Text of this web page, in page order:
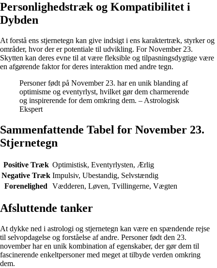
Personlighedstræk og Kompatibilitet i
Dybden
At forstå ens stjernetegn kan give indsigt i ens karaktertræk, styrker og
områder, hvor der er potentiale til udvikling. For November 23.
Skytten kan deres evne til at være fleksible og tilpasningsdygtige være
en afgørende faktor for deres interaktion med andre tegn.
Personer født på November 23. har en unik blanding af
optimisme og eventyrlyst, hvilket gør dem charmerende
og inspirerende for dem omkring dem. – Astrologisk
Ekspert
Sammenfattende Tabel for November 23.
Stjernetegn
Positive Træk Optimistisk, Eventyrlysten, Ærlig
Negative Træk Impulsiv, Ubestandig, Selvstændig
Forenelighed
Vædderen, Løven, Tvillingerne, Vægten
Afsluttende tanker
At dykke ned i astrologi og stjernetegn kan være en spændende rejse
til selvopdagelse og forståelse af andre. Personer født den 23.
november har en unik kombination af egenskaber, der gør dem til
fascinerende enkeltpersoner med meget at tilbyde verden omkring
dem.